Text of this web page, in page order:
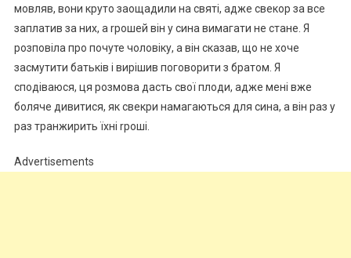
мовляв, вони круто заощадили на святі, адже свекор за все
заплатив за них, а rрошей він у сина вимагати не стане. Я
розповіла про почуте чоловіку, а він сказав, що не хоче
засмутити батьків і вирішив поговорити з братом. Я
сподіваюся, ця розмова дасть свої плоди, адже мені вже
боляче дивитися, як свекри намагаються для сина, а він раз у
раз транжирить їхні rроші.
Advertisements